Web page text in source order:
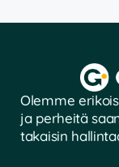
Olemme
ja perheitä
takaisin